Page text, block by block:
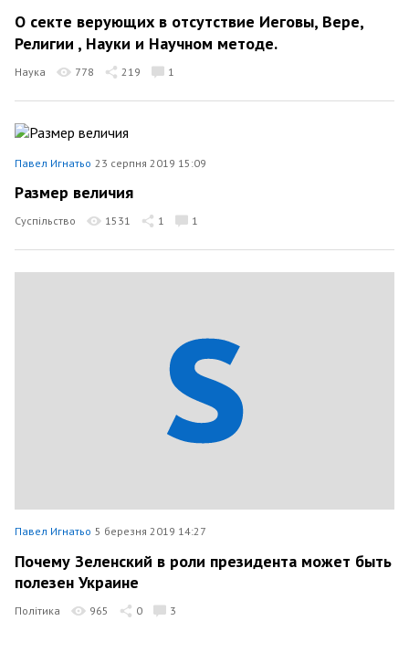
О секте верующих в отсутствие Иеговы, Вере,
Религии , Науки и Научном методе.
Наука 778 219 1
Павел Игнатьо 23 серпня 2019 15:09
Размер величия
Суспільство 1531 1 1
Павел Игнатьо 5 березня 2019 14:27
Почему Зеленский в роли президента может быть
полезен Украине
Політика 965 0 3